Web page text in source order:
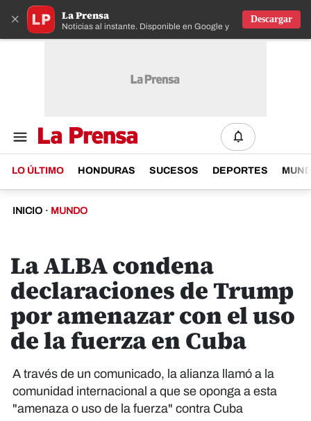
× La Prensa
Noticias al instante. Disponible en Google y IOS
Descargar
LO ÚLTIMO HONDURAS SUCESOS DEPORTES
INICIO · MUNDO
La ALBA condena
declaraciones de Trump
por amenazar con el uso
de la fuerza en Cuba
A través de un comunicado, la alianza llamó a la
comunidad internacional a que se oponga a esta
"amenaza o uso de la fuerza" contra Cuba